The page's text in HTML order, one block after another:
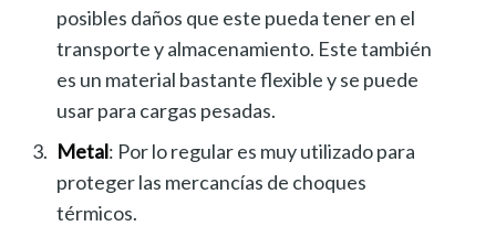
posibles daños que este pueda tener en el
transporte y almacenamiento. Este también
es un material bastante flexible y se puede
usar para cargas pesadas.
Metal: Por lo regular es muy utilizado para
proteger las mercancías de choques
térmicos.